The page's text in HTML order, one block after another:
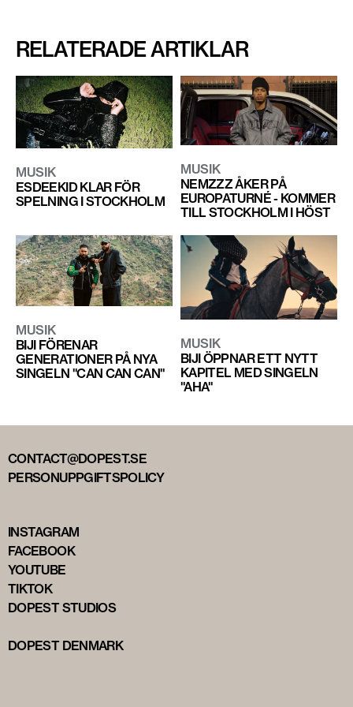
RELATERADE ARTIKLAR
MUSIK
ESDEEKID KLAR FÖR
SPELNING I STOCKHOLM
MUSIK
NEMZZZ ÅKER PÅ
EUROPATURNÉ - KOMMER
TILL STOCKHOLM I HÖST
MUSIK
BIJI FÖRENAR
GENERATIONER PÅ NYA
SINGELN "CAN CAN CAN"
MUSIK
BIJI ÖPPNAR ETT NYTT
KAPITEL MED SINGELN
"AHA"
CONTACT@DOPEST.SE
PERSONUPPGIFTSPOLICY
INSTAGRAM
FACEBOOK
YOUTUBE
TIKTOK
DOPEST STUDIOS
DOPEST DENMARK